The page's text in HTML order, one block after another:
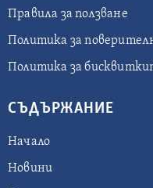
Правила за ползване
Политика за
Политика за
СЪДЪРЖАНИЕ
Начало
Новини